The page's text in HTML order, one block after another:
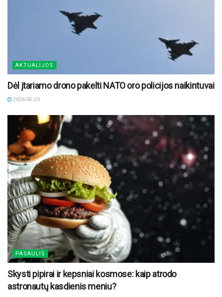
AKTUALIJOS
Dėl įtariamo drono pakelti NATO oro policijos naikintuvai
2026-05-20
PASAULIS
Skysti pipirai ir kepsniai kosmose: kaip atrodo
astronautų kasdienis meniu?